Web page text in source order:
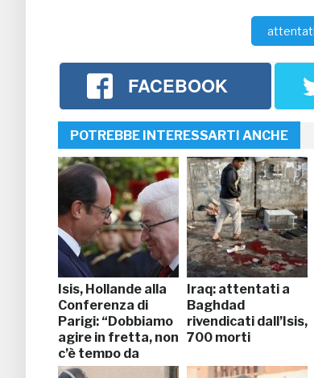
attentati
FACEBOOK
POTREBBE INTERESSARTI ANCHE
Isis, Hollande alla
Conferenza di
Parigi: “Dobbiamo
agire in fretta, non
c’è tempo da
perdere”
Iraq: attentati a
Baghdad
rivendicati dall’Isis,
700 morti